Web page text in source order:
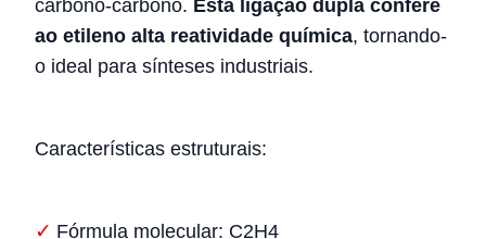
carbono-carbono. Esta ligação dupla confere
ao etileno alta reatividade química, tornando-
o ideal para sínteses industriais.
Características estruturais:
Fórmula molecular: C2H4